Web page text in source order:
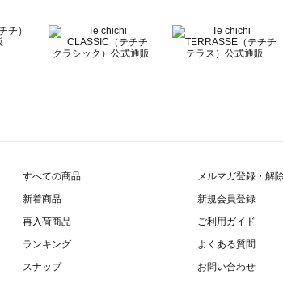
すべての商品
新着商品
再入荷商品
ランキング
スナップ
メルマガ登録・解
新規会員登録
ご利用ガイド
よくある質問
お問い合わせ